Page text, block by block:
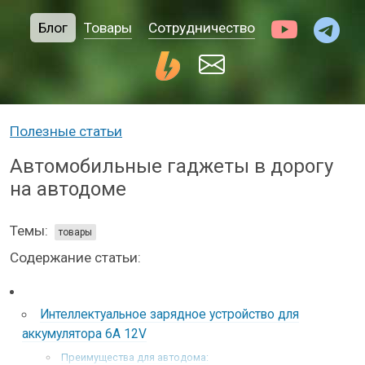
Блог Товары Сотрудничество
Полезные статьи
Автомобильные гаджеты в дорогу
на автодоме
Темы: товары
Содержание статьи:
Интеллектуальное зарядное устройство для
аккумулятора 6A 12V
Преимущества для автодома: